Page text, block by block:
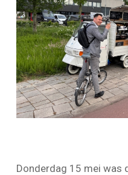
Donderdag 15 mei was